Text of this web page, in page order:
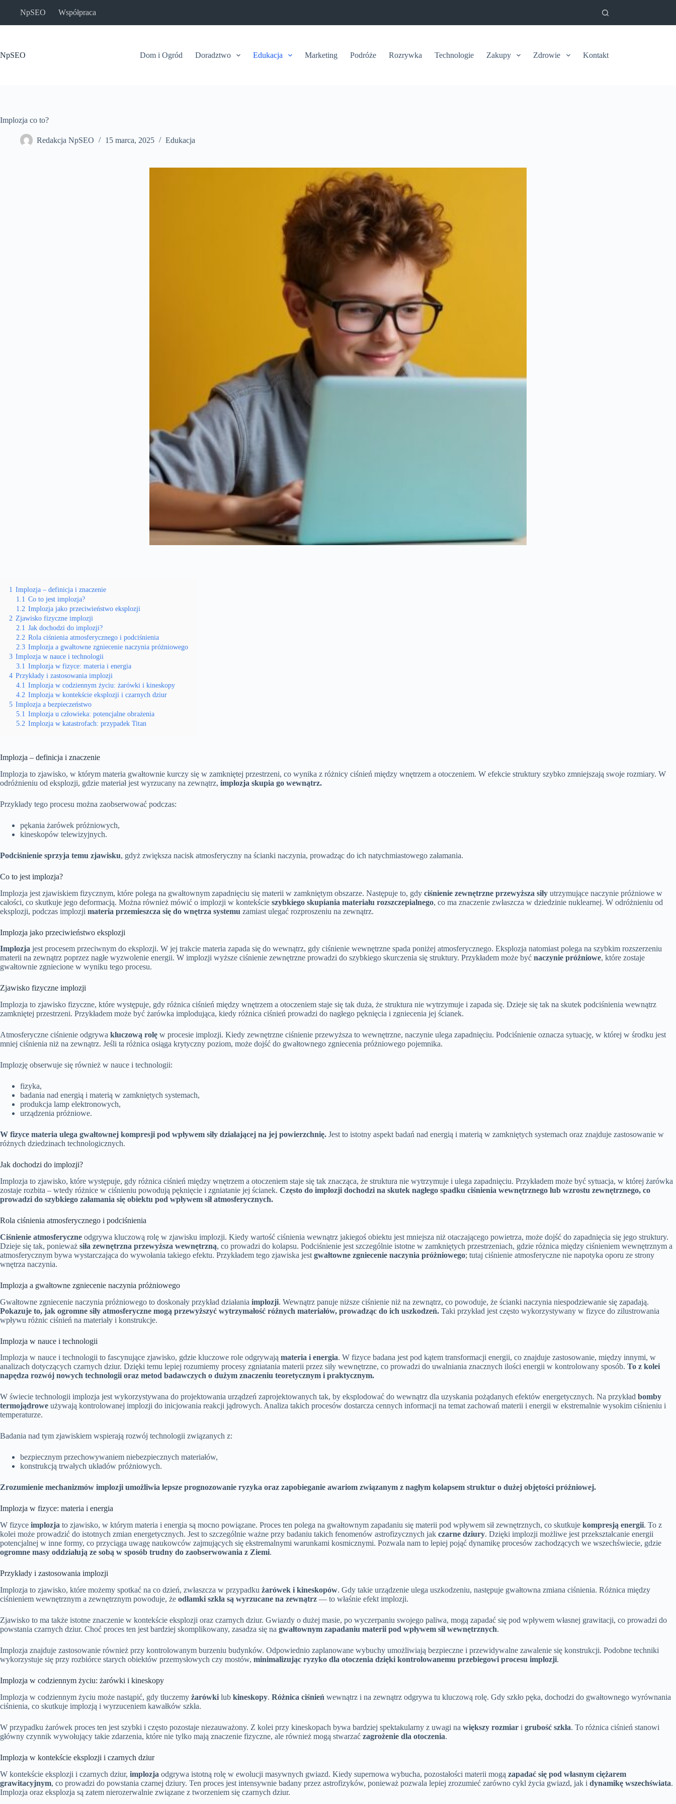
NpSEO Współpraca
NpSEO Dom i Ogród Doradztwo Edukacja Marketing Podróże Rozrywka Technologie Zakupy Zdrowie Kontakt
Implozja co to?
Redakcja NpSEO 15 marca, 2025 Edukacja
1 Implozja – definicja i znaczenie
1.1 Co to jest implozja?
1.2 Implozja jako przeciwieństwo eksplozji
2 Zjawisko fizyczne implozji
2.1 Jak dochodzi do implozji?
2.2 Rola ciśnienia atmosferycznego i podciśnienia
2.3 Implozja a gwałtowne zgniecenie naczynia próżniowego
3 Implozja w nauce i technologii
3.1 Implozja w fizyce: materia i energia
4 Przykłady i zastosowania implozji
4.1 Implozja w codziennym życiu: żarówki i kineskopy
4.2 Implozja w kontekście eksplozji i czarnych dziur
5 Implozja a bezpieczeństwo
5.1 Implozja u człowieka: potencjalne obrażenia
5.2 Implozja w katastrofach: przypadek Titan
Implozja – definicja i znaczenie
Implozja to zjawisko, w którym materia gwałtownie kurczy się w zamkniętej przestrzeni, co wynika z różnicy ciśnień między wnętrzem a otoczeniem. W efekcie struktury szybko zmniejszają swoje rozmiary. W
odróżnieniu od eksplozji, gdzie materiał jest wyrzucany na zewnątrz, implozja skupia go wewnątrz.
Przykłady tego procesu można zaobserwować podczas:
pękania żarówek próżniowych,
kineskopów telewizyjnych.
Podciśnienie sprzyja temu zjawisku, gdyż zwiększa nacisk atmosferyczny na ścianki naczynia, prowadząc do ich natychmiastowego załamania.
Co to jest implozja?
Implozja jest zjawiskiem fizycznym, które polega na gwałtownym zapadnięciu się materii w zamkniętym obszarze. Następuje to, gdy ciśnienie zewnętrzne przewyższa siły utrzymujące naczynie próżniowe w
całości, co skutkuje jego deformacją. Można również mówić o implozji w kontekście szybkiego skupiania materiału rozszczepialnego, co ma znaczenie zwłaszcza w dziedzinie nuklearnej. W odróżnieniu od
eksplozji, podczas implozji materia przemieszcza się do wnętrza systemu zamiast ulegać rozproszeniu na zewnątrz.
Implozja jako przeciwieństwo eksplozji
Implozja jest procesem przeciwnym do eksplozji. W jej trakcie materia zapada się do wewnątrz, gdy ciśnienie wewnętrzne spada poniżej atmosferycznego. Eksplozja natomiast polega na szybkim rozszerzeniu
materii na zewnątrz poprzez nagłe wyzwolenie energii. W implozji wyższe ciśnienie zewnętrzne prowadzi do szybkiego skurczenia się struktury. Przykładem może być naczynie próżniowe, które zostaje
gwałtownie zgniecione w wyniku tego procesu.
Zjawisko fizyczne implozji
Implozja to zjawisko fizyczne, które występuje, gdy różnica ciśnień między wnętrzem a otoczeniem staje się tak duża, że struktura nie wytrzymuje i zapada się. Dzieje się tak na skutek podciśnienia wewnątrz
zamkniętej przestrzeni. Przykładem może być żarówka implodująca, kiedy różnica ciśnień prowadzi do nagłego pęknięcia i zgniecenia jej ścianek.
Atmosferyczne ciśnienie odgrywa kluczową rolę w procesie implozji. Kiedy zewnętrzne ciśnienie przewyższa to wewnętrzne, naczynie ulega zapadnięciu. Podciśnienie oznacza sytuację, w której w środku jest
mniej ciśnienia niż na zewnątrz. Jeśli ta różnica osiąga krytyczny poziom, może dojść do gwałtownego zgniecenia próżniowego pojemnika.
Implozję obserwuje się również w nauce i technologii:
fizyka,
badania nad energią i materią w zamkniętych systemach,
produkcja lamp elektronowych,
urządzenia próżniowe.
W fizyce materia ulega gwałtownej kompresji pod wpływem siły działającej na jej powierzchnię. Jest to istotny aspekt badań nad energią i materią w zamkniętych systemach oraz znajduje zastosowanie w
różnych dziedzinach technologicznych.
Jak dochodzi do implozji?
Implozja to zjawisko, które występuje, gdy różnica ciśnień między wnętrzem a otoczeniem staje się tak znacząca, że struktura nie wytrzymuje i ulega zapadnięciu. Przykładem może być sytuacja, w której żarówka
zostaje rozbita – wtedy różnice w ciśnieniu powodują pęknięcie i zgniatanie jej ścianek. Często do implozji dochodzi na skutek nagłego spadku ciśnienia wewnętrznego lub wzrostu zewnętrznego, co
prowadzi do szybkiego załamania się obiektu pod wpływem sił atmosferycznych.
Rola ciśnienia atmosferycznego i podciśnienia
Ciśnienie atmosferyczne odgrywa kluczową rolę w zjawisku implozji. Kiedy wartość ciśnienia wewnątrz jakiegoś obiektu jest mniejsza niż otaczającego powietrza, może dojść do zapadnięcia się jego struktury.
Dzieje się tak, ponieważ siła zewnętrzna przewyższa wewnętrzną, co prowadzi do kolapsu. Podciśnienie jest szczególnie istotne w zamkniętych przestrzeniach, gdzie różnica między ciśnieniem wewnętrznym a
atmosferycznym bywa wystarczająca do wywołania takiego efektu. Przykładem tego zjawiska jest gwałtowne zgniecenie naczynia próżniowego; tutaj ciśnienie atmosferyczne nie napotyka oporu ze strony
wnętrza naczynia.
Implozja a gwałtowne zgniecenie naczynia próżniowego
Gwałtowne zgniecenie naczynia próżniowego to doskonały przykład działania implozji. Wewnątrz panuje niższe ciśnienie niż na zewnątrz, co powoduje, że ścianki naczynia niespodziewanie się zapadają.
Pokazuje to, jak ogromne siły atmosferyczne mogą przewyższyć wytrzymałość różnych materiałów, prowadząc do ich uszkodzeń. Taki przykład jest często wykorzystywany w fizyce do zilustrowania
wpływu różnic ciśnień na materiały i konstrukcje.
Implozja w nauce i technologii
Implozja w nauce i technologii to fascynujące zjawisko, gdzie kluczowe role odgrywają materia i energia. W fizyce badana jest pod kątem transformacji energii, co znajduje zastosowanie, między innymi, w
analizach dotyczących czarnych dziur. Dzięki temu lepiej rozumiemy procesy zgniatania materii przez siły wewnętrzne, co prowadzi do uwalniania znacznych ilości energii w kontrolowany sposób. To z kolei
napędza rozwój nowych technologii oraz metod badawczych o dużym znaczeniu teoretycznym i praktycznym.
W świecie technologii implozja jest wykorzystywana do projektowania urządzeń zaprojektowanych tak, by eksplodować do wewnątrz dla uzyskania pożądanych efektów energetycznych. Na przykład bomby
termojądrowe używają kontrolowanej implozji do inicjowania reakcji jądrowych. Analiza takich procesów dostarcza cennych informacji na temat zachowań materii i energii w ekstremalnie wysokim ciśnieniu i
temperaturze.
Badania nad tym zjawiskiem wspierają rozwój technologii związanych z:
bezpiecznym przechowywaniem niebezpiecznych materiałów,
konstrukcją trwałych układów próżniowych.
Zrozumienie mechanizmów implozji umożliwia lepsze prognozowanie ryzyka oraz zapobieganie awariom związanym z nagłym kolapsem struktur o dużej objętości próżniowej.
Implozja w fizyce: materia i energia
W fizyce implozja to zjawisko, w którym materia i energia są mocno powiązane. Proces ten polega na gwałtownym zapadaniu się materii pod wpływem sił zewnętrznych, co skutkuje kompresją energii. To z
kolei może prowadzić do istotnych zmian energetycznych. Jest to szczególnie ważne przy badaniu takich fenomenów astrofizycznych jak czarne dziury. Dzięki implozji możliwe jest przekształcanie energii
potencjalnej w inne formy, co przyciąga uwagę naukowców zajmujących się ekstremalnymi warunkami kosmicznymi. Pozwala nam to lepiej pojąć dynamikę procesów zachodzących we wszechświecie, gdzie
ogromne masy oddziałują ze sobą w sposób trudny do zaobserwowania z Ziemi.
Przykłady i zastosowania implozji
Implozja to zjawisko, które możemy spotkać na co dzień, zwłaszcza w przypadku żarówek i kineskopów. Gdy takie urządzenie ulega uszkodzeniu, następuje gwałtowna zmiana ciśnienia. Różnica między
ciśnieniem wewnętrznym a zewnętrznym powoduje, że odłamki szkła są wyrzucane na zewnątrz — to właśnie efekt implozji.
Zjawisko to ma także istotne znaczenie w kontekście eksplozji oraz czarnych dziur. Gwiazdy o dużej masie, po wyczerpaniu swojego paliwa, mogą zapadać się pod wpływem własnej grawitacji, co prowadzi do
powstania czarnych dziur. Choć proces ten jest bardziej skomplikowany, zasadza się na gwałtownym zapadaniu materii pod wpływem sił wewnętrznych.
Implozja znajduje zastosowanie również przy kontrolowanym burzeniu budynków. Odpowiednio zaplanowane wybuchy umożliwiają bezpieczne i przewidywalne zawalenie się konstrukcji. Podobne techniki
wykorzystuje się przy rozbiórce starych obiektów przemysłowych czy mostów, minimalizując ryzyko dla otoczenia dzięki kontrolowanemu przebiegowi procesu implozji.
Implozja w codziennym życiu: żarówki i kineskopy
Implozja w codziennym życiu może nastąpić, gdy tłuczemy żarówki lub kineskopy. Różnica ciśnień wewnątrz i na zewnątrz odgrywa tu kluczową rolę. Gdy szkło pęka, dochodzi do gwałtownego wyrównania
ciśnienia, co skutkuje implozją i wyrzuceniem kawałków szkła.
W przypadku żarówek proces ten jest szybki i często pozostaje niezauważony. Z kolei przy kineskopach bywa bardziej spektakularny z uwagi na większy rozmiar i grubość szkła. To różnica ciśnień stanowi
główny czynnik wywołujący takie zdarzenia, które nie tylko mają znaczenie fizyczne, ale również mogą stwarzać zagrożenie dla otoczenia.
Implozja w kontekście eksplozji i czarnych dziur
W kontekście eksplozji i czarnych dziur, implozja odgrywa istotną rolę w ewolucji masywnych gwiazd. Kiedy supernowa wybucha, pozostałości materii mogą zapadać się pod własnym ciężarem
grawitacyjnym, co prowadzi do powstania czarnej dziury. Ten proces jest intensywnie badany przez astrofizyków, ponieważ pozwala lepiej zrozumieć zarówno cykl życia gwiazd, jak i dynamikę wszechświata.
Implozja oraz eksplozja są zatem nierozerwalnie związane z tworzeniem się czarnych dziur.